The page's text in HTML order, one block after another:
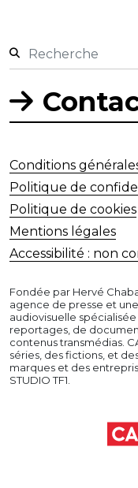
Fondée par Hervé
agence de presse et
audiovisuelle
reportages, de
contenus transmédias.
séries, des fictions, et
marques et des
STUDIO TF1.
Conditions
Politique de
Politique de cookies
Mentions légales
Accessibilité : non